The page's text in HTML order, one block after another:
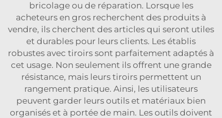
bricolage ou de réparation. Lorsque les
acheteurs en gros recherchent des produits à
vendre, ils cherchent des articles qui seront utiles
et durables pour leurs clients. Les établis
robustes avec tiroirs sont parfaitement adaptés à
cet usage. Non seulement ils offrent une grande
résistance, mais leurs tiroirs permettent un
rangement pratique. Ainsi, les utilisateurs
peuvent garder leurs outils et matériaux bien
organisés et à portée de main. Les outils doivent